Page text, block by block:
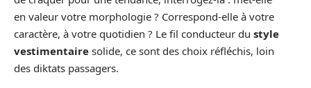
en valeur votre morphologie ? Correspond-elle à votre
caractère, à votre quotidien ? Le fil conducteur du style
vestimentaire solide, ce sont des choix réfléchis, loin
des diktats passagers.